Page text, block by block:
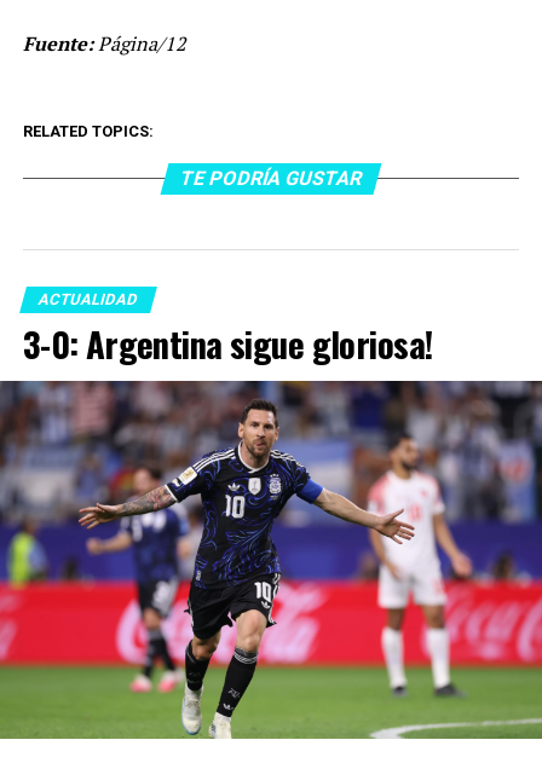
Fuente:Página/12
RELATED TOPICS:
TE PODRÍA GUSTAR
ACTUALIDAD
3-0: Argentina sigue gloriosa!